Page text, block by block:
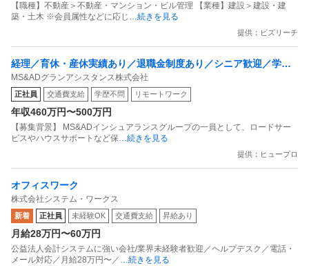
【職種】不動産＞不動産・マンション・ビル管理 【業種】建設＞建設・建
築・土木 ※会員属性などに応じ …続きを見る
提供：ビズリーチ
経理／育休・産休実績あり／退職金制度あり／シニア歓迎／学歴
不問／経験者優遇／資格受験者歓迎／リモートワーク可能／完全
週休2日制／年間休日120日以上／服装自由／残業少なめ／研修充
実／落ち着いている雰囲気／エージェントおすすめ求人／急募求
人
MS&ADグランアシスタンス株式会社
正社員 交通費支給 学歴不問 リモートワーク
年収460万円〜500万円
【募集背景】 MS&ADインシュアランスグループの一員として、ロードサー
ビスやハウスサポートなど保…続きを見る
提供：ヒュープロ
オフィスワーク
株式会社システム・ワークス
新着 正社員 未経験OK 交通費支給 昇給あり
月給28万円〜60万円
公益法人会計システムに強い会社/業界未経験者歓迎／ヘルプデスク／電話・
メール対応／月給28万円〜／ …続きを見る